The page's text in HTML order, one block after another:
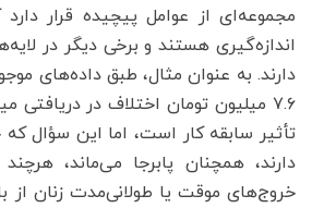
مجموعه‌ای از عوامل پیچیده قرار دارد
اندازه‌گیری هستند و برخی دیگر در
۷.۶ میلیون تومان اختلاف در
تأثیر سابقه کار است، اما این سؤال
دارند، همچنان پابرجا می‌ماند،
خروج‌های موقت یا طولانی‌مدت زنان از